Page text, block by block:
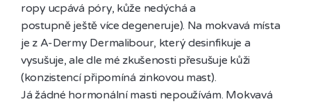
ropy ucpává póry, kůže nedýchá a
postupně ještě více degeneruje). Na mokvavá místa
je z A-Dermy Dermalibour, který desinfikuje a
vysušuje, ale dle mé zkušenosti přesušuje kůži
(konzistencí připomíná zinkovou mast).
Já žádné hormonální masti nepoužívám. Mokvavá